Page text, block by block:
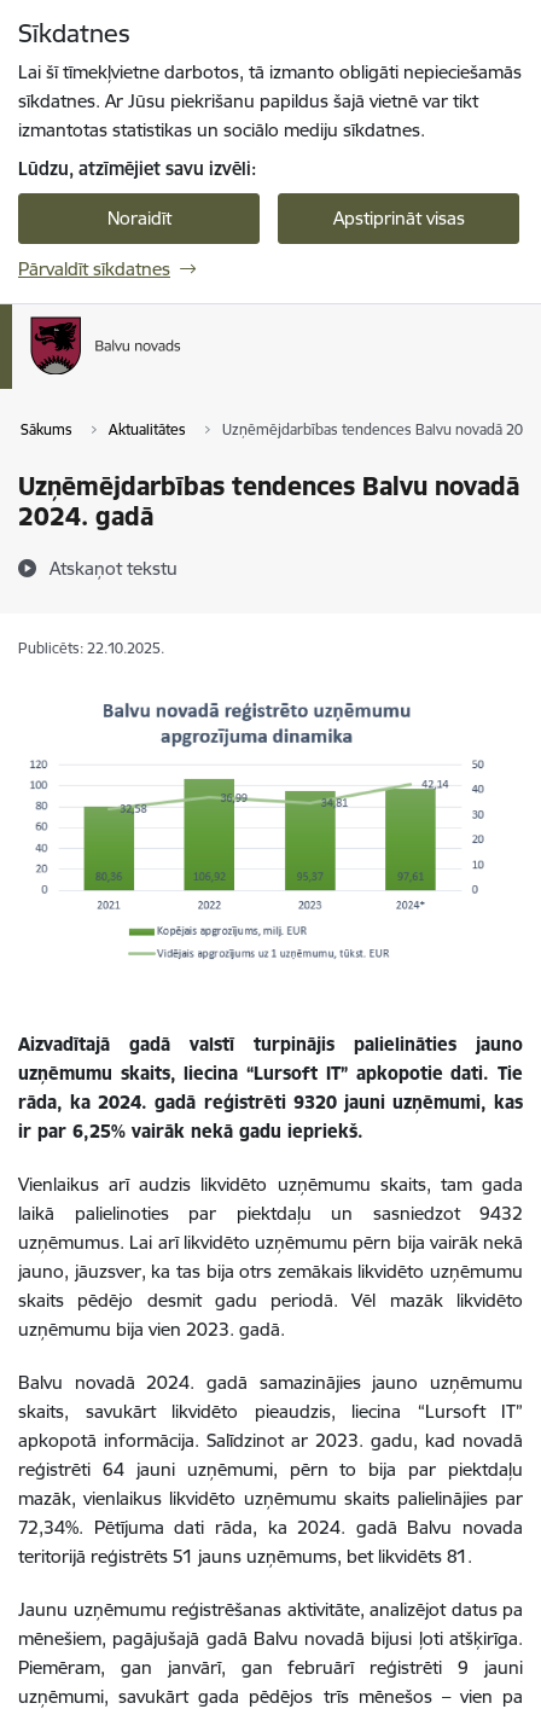
Sīkdatnes
Lai šī tīmekļvietne darbotos, tā izmanto obligāti nepieciešamās
sīkdatnes. Ar Jūsu piekrišanu papildus šajā vietnē var tikt
izmantotas statistikas un sociālo mediju sīkdatnes.
Lūdzu, atzīmējiet savu izvēli:
Noraidīt Apstiprināt visas
Pārvaldīt sīkdatnes
Sākums Aktualitātes Uzņēmējdarbības tendences Balvu novadā
Uzņēmējdarbības tendences Balvu novadā
2024. gadā
Atskaņot tekstu
Publicēts: 22.10.2025.
Aizvadītajā gadā valstī turpinājis palielināties jauno
uzņēmumu skaits, liecina “Lursoft IT” apkopotie dati. Tie
rāda, ka 2024. gadā reģistrēti 9320 jauni uzņēmumi, kas
ir par 6,25% vairāk nekā gadu iepriekš.
Vienlaikus arī audzis likvidēto uzņēmumu skaits, tam gada
laikā palielinoties par piektdaļu un sasniedzot 9432
uzņēmumus. Lai arī likvidēto uzņēmumu pērn bija vairāk nekā
jauno, jāuzsver, ka tas bija otrs zemākais likvidēto uzņēmumu
skaits pēdējo desmit gadu periodā. Vēl mazāk likvidēto
uzņēmumu bija vien 2023. gadā.
Balvu novadā 2024. gadā samazinājies jauno uzņēmumu
skaits, savukārt likvidēto pieaudzis, liecina “Lursoft IT”
apkopotā informācija. Salīdzinot ar 2023. gadu, kad novadā
reģistrēti 64 jauni uzņēmumi, pērn to bija par piektdaļu
mazāk, vienlaikus likvidēto uzņēmumu skaits palielinājies par
72,34%. Pētījuma dati rāda, ka 2024. gadā Balvu novada
teritorijā reģistrēts 51 jauns uzņēmums, bet likvidēts 81.
Jaunu uzņēmumu reģistrēšanas aktivitāte, analizējot datus pa
mēnešiem, pagājušajā gadā Balvu novadā bijusi ļoti atšķirīga.
Piemēram, gan janvārī, gan februārī reģistrēti 9 jauni
uzņēmumi, savukārt gada pēdējos trīs mēnešos – vien pa